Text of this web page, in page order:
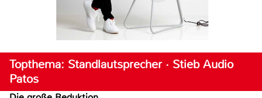
Topthema: Standlautsprecher · Stieb Audio
Patos